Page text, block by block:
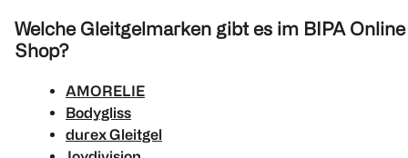
Welche Gleitgelmarken gibt es im BIPA Online
Shop?
AMORELIE
Bodygliss
durex Gleitgel